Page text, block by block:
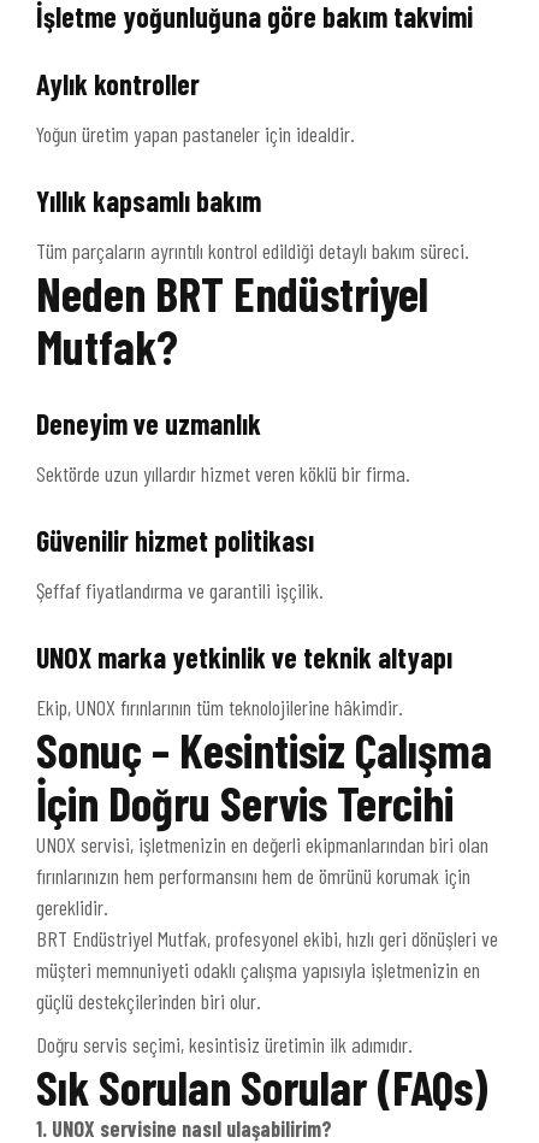
İşletme yoğunluğuna göre bakım takvimi
Aylık kontroller
Yoğun üretim yapan pastaneler için idealdir.
Yıllık kapsamlı bakım
Tüm parçaların ayrıntılı kontrol edildiği detaylı bakım süreci.
Neden BRT Endüstriyel
Mutfak?
Deneyim ve uzmanlık
Sektörde uzun yıllardır hizmet veren köklü bir firma.
Güvenilir hizmet politikası
Şeffaf fiyatlandırma ve garantili işçilik.
UNOX marka yetkinlik ve teknik altyapı
Ekip, UNOX fırınlarının tüm teknolojilerine hâkimdir.
Sonuç – Kesintisiz Çalışma
İçin Doğru Servis Tercihi
UNOX servisi, işletmenizin en değerli ekipmanlarından biri olan
fırınlarınızın hem performansını hem de ömrünü korumak için
gereklidir.
BRT Endüstriyel Mutfak, profesyonel ekibi, hızlı geri dönüşleri ve
müşteri memnuniyeti odaklı çalışma yapısıyla işletmenizin en
güçlü destekçilerinden biri olur.
Doğru servis seçimi, kesintisiz üretimin ilk adımıdır.
Sık Sorulan Sorular (FAQs)
1. UNOX servisine nasıl ulaşabilirim?